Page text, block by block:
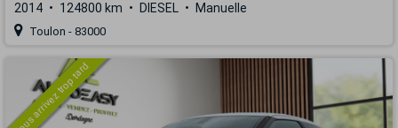
2014 124800 km DIESEL Manuelle
Toulon - 83000
Vous arrivez trop tard